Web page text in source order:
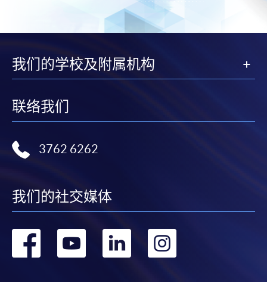
我们的学校及附属机构
联络我们
3762 6262
我们的社交媒体
转 转 转 转